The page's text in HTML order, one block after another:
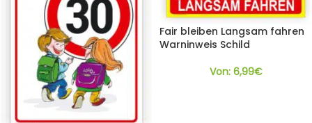
Fair bleiben Langsam fahren
Warninweis Schild
Von: 6,99€